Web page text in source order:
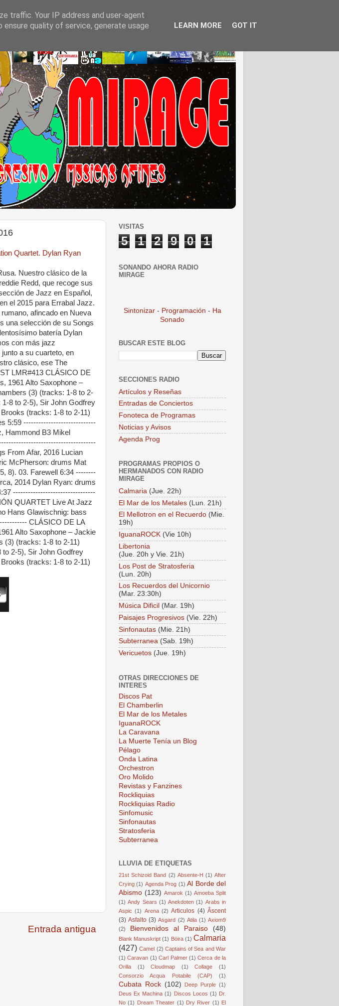
Quartet. Dylan Ryan
Nuestro clásico de la
Redd, que recoge sus
de Jazz en Español,
el 2015 para Errabal Jazz.
afincado en Nueva
una selección de su Songs
batería Dylan
con más jazz
a su cuarteto, en
clásico, ese The
LMR#413 CLÁSICO DE
1961 Alto Saxophone –
(3) (tracks: 1-8 to 2-
8 to 2-5), Sir John Godfrey
(tracks: 1-8 to 2-11)
5:59 -----------------------------
Hammond B3 Mikel
From Afar, 2016 Lucian
McPherson: drums Mat
8). 03. Farewell 6:34 --------
2014 Dylan Ryan: drums
---------------------------------
QUARTET Live At Jazz
Hans Glawischnig: bass
CLÁSICO DE LA
Alto Saxophone – Jackie
(3) (tracks: 1-8 to 2-11)
2-5), Sir John Godfrey
(tracks: 1-8 to 2-11)
Entrada antigua
VISITAS
5 1 2 9 0 1
SONANDO AHORA RADIO
MIRAGE
Sintonizar - Programación - Ha
Sonado
BUSCAR ESTE BLOG
SECCIONES RADIO
Artículos y Reseñas
Entradas de Conciertos
Fonoteca de Programas
Noticias y Avisos
Agenda Prog
PROGRAMAS PROPIOS O
HERMANADOS CON RADIO
MIRAGE
Calmaria (Jue. 22h)
El Mar de los Metales (Lun. 21h)
El Mellotron en el Recuerdo (Mie.
19h)
IguanaROCK (Vie 10h)
Libertonia
(Jue. 20h y Vie. 21h)
Los Post de Stratosferia
(Lun. 20h)
Los Recuerdos del Unicornio
(Mar. 23:30h)
Música Dificil (Mar. 19h)
Paisajes Progresivos (Vie. 22h)
Sinfonautas (Mie. 21h)
Subterranea (Sab. 19h)
Vericuetos (Jue. 19h)
OTRAS DIRECCIONES DE
INTERES
Discos Pat
El Chamberlin
El Mar de los Metales
IguanaROCK
La Caravana
La Muerte Tenía un Blog
Pélago
Onda Latina
Orchestron
Oro Molido
Revistas y Fanzines
Rockliquias
Rockliquias Radio
Sinfomusic
Sinfonautas
Stratosferia
Subterranea
LLUVIA DE ETIQUETAS
21st Schizoid Band (2) Absente-H (1) After
Crying (1) Agenda Prog (1) Al Borde del
Abismo (123) Amarok (1) Amoeba Split
(1) Andy Sears (1) Anekdoten (1) Arabs in
Aspic (1) Arena (2) Articulos (4) Âscent
(3) Asfalto (3) Asgard (2) Atila (1) Axiom9
(2)
Bienvenidos al Paraiso (48)
Blank Manuskript (1) Böira (1) Calmaria
(427) Camel (2) Captains of Sea and War
(1) Caravan (1) Carl Palmer (1) Cerca de la
Orilla
(1) Cloudmap (1) Collage
(1)
Consorzio Acqua Potabile (CAP)
(1)
Cubata Rock (102) Deep Purple (1)
Deus Ex Machina (1) Discos Locos (1) Dr.
No (1) Dream Theater (1) Dry River (1) El
traffic. Your IP address and user-agent
quality of service, generate usage
LEARN MORE GOT IT